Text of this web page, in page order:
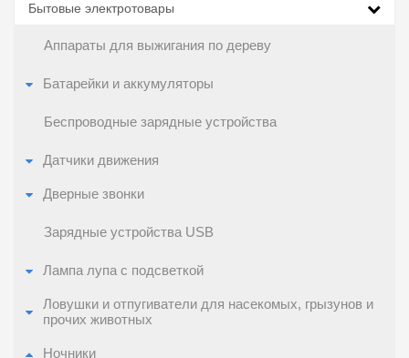
Бытовые электротовары
Аппараты для выжигания по дереву
Батарейки и аккумуляторы
Беспроводные зарядные устройства
Датчики движения
Дверные звонки
Зарядные устройства USB
Лампа лупа с подсветкой
Ловушки и отпугиватели для насекомых, грызунов и
прочих животных
Ночники